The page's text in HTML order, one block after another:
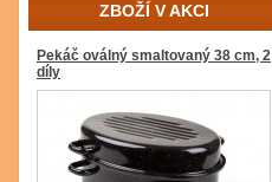
ZBOŽÍ V AKCI
Pekáč oválný smaltovaný 38 cm, 2
díly